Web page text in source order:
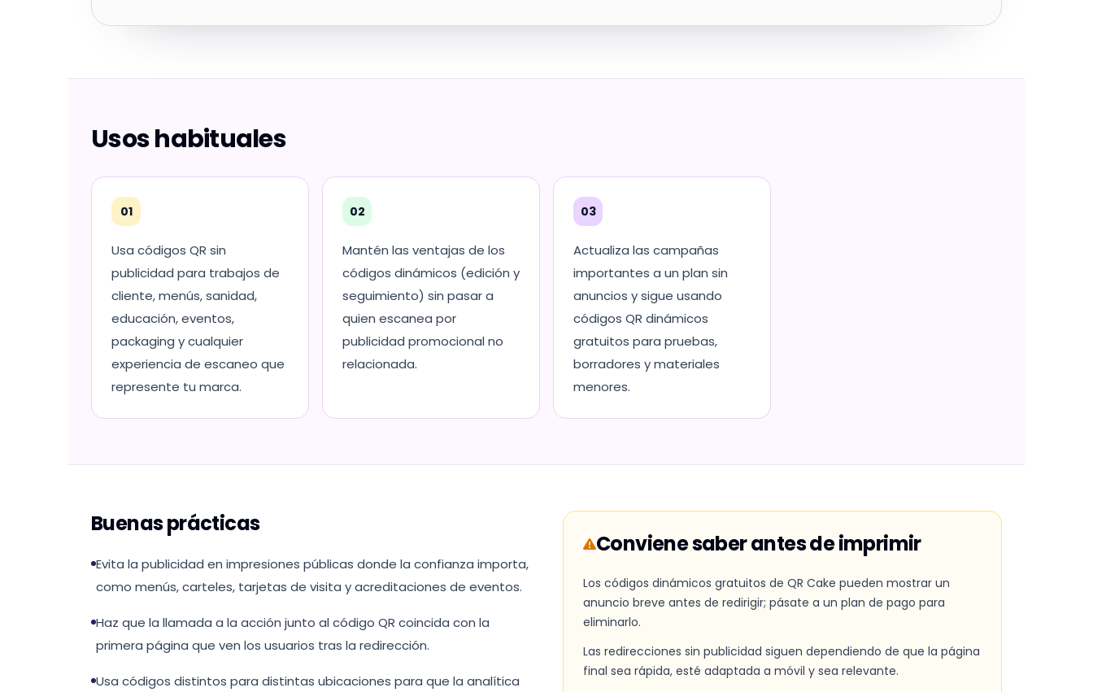
Usos habituales
01
Usa códigos QR sin
publicidad para trabajos de
cliente, menús, sanidad,
educación, eventos,
packaging y cualquier
experiencia de escaneo que
represente tu marca.
02
Mantén las ventajas de los
códigos dinámicos (edición y
seguimiento) sin pasar a
quien escanea por
publicidad promocional no
relacionada.
03
Actualiza las campañas
importantes a un plan sin
anuncios y sigue usando
códigos QR dinámicos
gratuitos para pruebas,
borradores y materiales
menores.
Buenas prácticas
Evita la publicidad en impresiones públicas donde la confianza importa,
como menús, carteles, tarjetas de visita y acreditaciones de eventos.
Haz que la llamada a la acción junto al código QR coincida con la
primera página que ven los usuarios tras la redirección.
Usa códigos distintos para distintas ubicaciones para que la analítica
Conviene saber antes de imprimir
Los códigos dinámicos gratuitos de QR Cake pueden mostrar un
anuncio breve antes de redirigir; pásate a un plan de pago para
eliminarlo.
Las redirecciones sin publicidad siguen dependiendo de que la página
final sea rápida, esté adaptada a móvil y sea relevante.